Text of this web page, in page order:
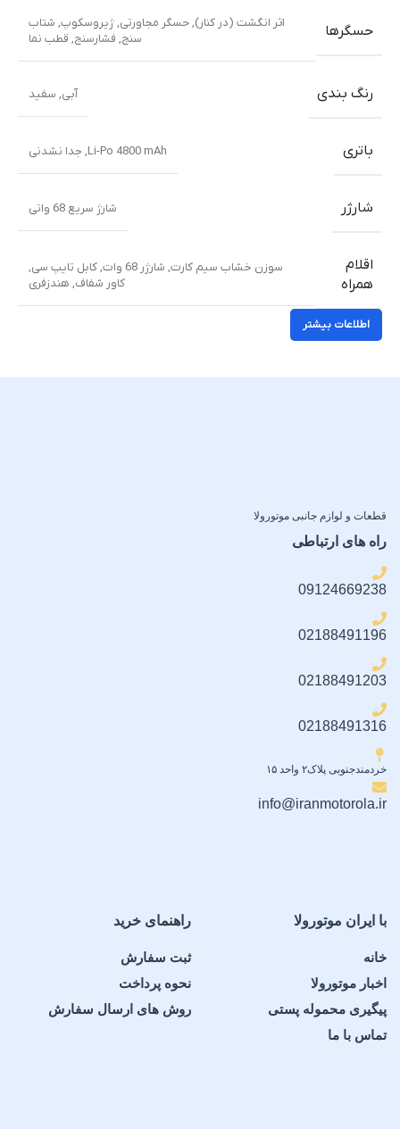
حسگرها اثر انگشت (در کنار),حسگر مجاورتی,ژیروسکوپ, شتاب
سنج, فشارسنج, قطب نما
رنگ بندی آبی, سفید
باتری Li-Po 4800 mAh
, جدا نشدنی
شارژر شارژ سریع 68 واتی
اقلام
همراه
سوزن خشاب سیم کارت, شارژر 68 وات ,کابل تایپ سی,
کاور شفاف, هندزفری
اطلاعات بیشتر
قطعات و لوازم جانبی موتورولا
راه های ارتباطی
09124669238
02188491196
02188491203
02188491316
خردمندجنوبی پلاک۲ واحد ۱۵
info@iranmotorola.ir
با ایران موتورولا
خانه
اخبار موتورولا
پیگیری محموله پستی
تماس با ما
راهنمای خرید
ثبت سفارش
نحوه پرداخت
روش های ارسال سفارش